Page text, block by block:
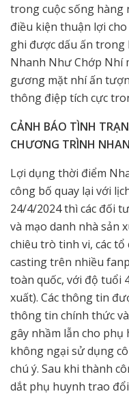
trong cuộc sống hàng
điều kiện thuận lợi
ghi được dấu ấn trong
Nhanh Như Chớp Nhí
gương mặt nhí ấn
thông điệp tích cực
CẢNH BÁO TÌNH
CHƯƠNG TRÌNH
Lợi dụng thời điểm
công bố quay lại với
24/4/2024 thì các đối
và mạo danh nhà sản
chiêu trò tinh vi, các
casting trên nhiều
toàn quốc, với độ tuổi
xuất). Các thông tin
thông tin chính thức
gây nhầm lẫn cho phụ
không ngại sử dụng
chú ý. Sau khi thành
dắt phụ huynh trao